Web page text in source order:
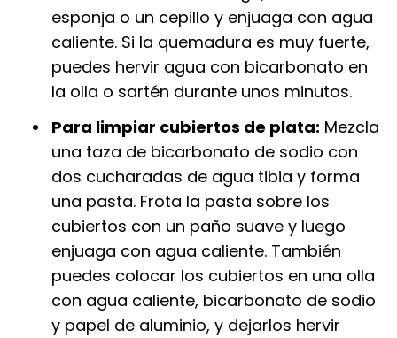
esponja o un cepillo y enjuaga con agua
caliente. Si la quemadura es muy fuerte,
puedes hervir agua con bicarbonato en
la olla o sartén durante unos minutos.
Para limpiar cubiertos de plata: Mezcla
una taza de bicarbonato de sodio con
dos cucharadas de agua tibia y forma
una pasta. Frota la pasta sobre los
cubiertos con un paño suave y luego
enjuaga con agua caliente. También
puedes colocar los cubiertos en una olla
con agua caliente, bicarbonato de sodio
y papel de aluminio, y dejarlos hervir